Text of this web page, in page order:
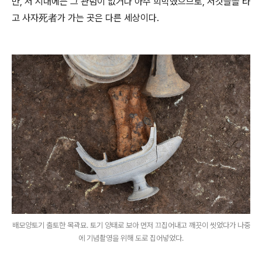
고 사자死者가 가는 곳은 다른 세상이다.
배모양토기 출토한 목곽묘. 토기 양태로 보아 먼저 끄집어내고 깨끗이 씻었다가 나중
에 기념촬영을 위해 도로 집어넣었다.